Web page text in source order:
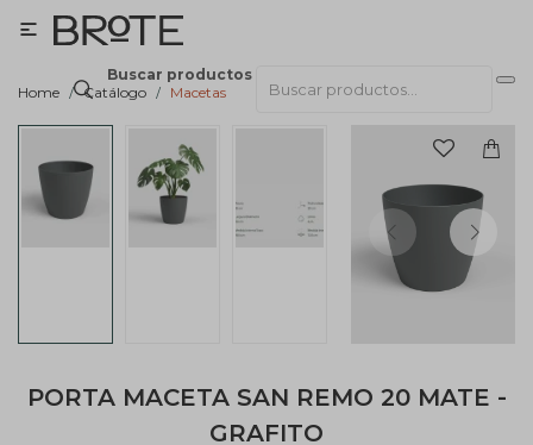
Buscar productos

Home Catálogo Macetas
PORTA MACETA SAN REMO 20 MATE -
GRAFITO